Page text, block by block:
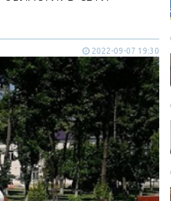
2022-09-07 19:30